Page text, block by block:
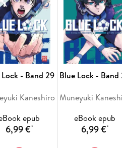
- Band 29
Kaneshiro
epub
6,99 €*
Blue Lock - Band
Muneyuki
eBook epub
6,99 €*